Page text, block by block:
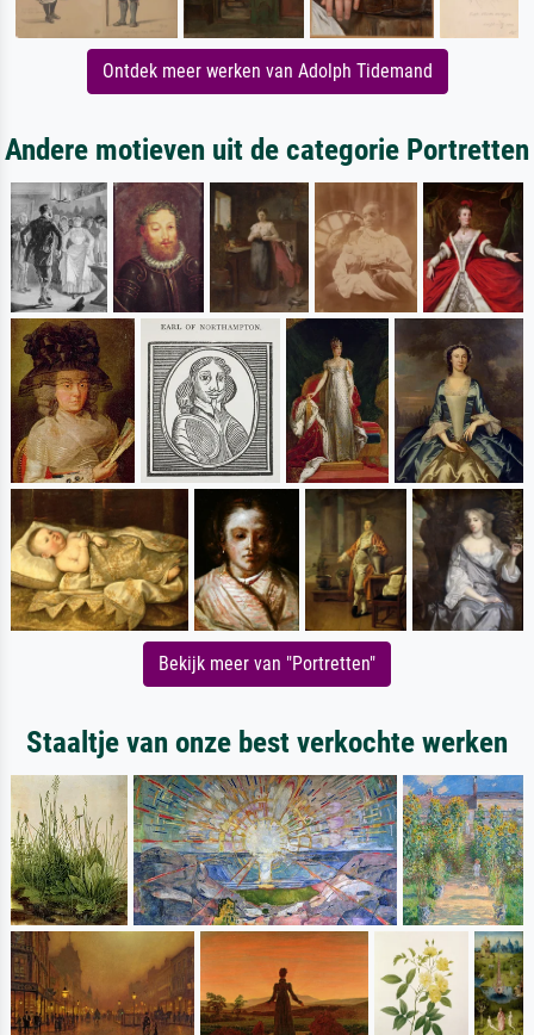
Ontdek meer werken van Adolph Tidemand
Andere motieven uit de categorie Portretten
Bekijk meer van "Portretten"
Staaltje van onze best verkochte werken